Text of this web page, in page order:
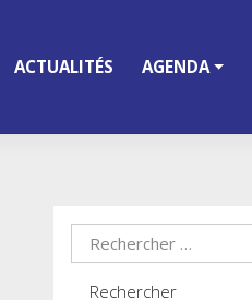
ACTUALITÉS AGENDA